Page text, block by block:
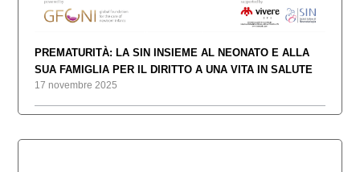
PREMATURITÀ: LA SIN INSIEME AL NEONATO E ALLA
SUA FAMIGLIA PER IL DIRITTO A UNA VITA IN SALUTE
17 novembre 2025